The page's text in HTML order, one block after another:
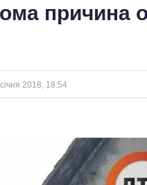
причина
2018, 18:54